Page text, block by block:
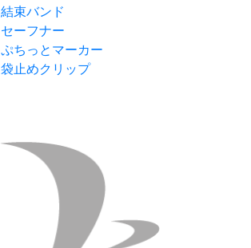
結束バンド
セーフナー
ぷちっとマーカー
袋止めクリップ